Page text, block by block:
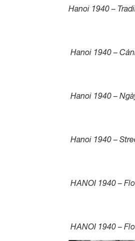
Hanoi 1940 –
Hanoi 1940 –
Hanoi 1940 –
Hanoi 1940 –
HANOI 1940 –
HANOI 1940 –